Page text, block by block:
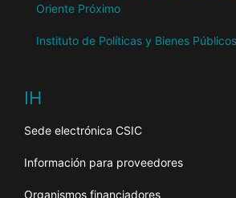
Oriente Próximo
Instituto de Políticas y Bienes Públicos
IH
Sede electrónica CSIC
Información para proveedores
Organismos financiadores